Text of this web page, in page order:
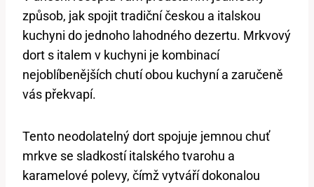
způsob, jak spojit tradiční českou a ‍italskou
kuchyni do jednoho lahodného dezertu. Mrkvový
dort s italem⁤ v kuchyni je kombinací
nejoblíbenějších chutí ‍obou kuchyní​ a⁢ zaručeně
vás překvapí.
Tento neodolatelný dort spojuje​ jemnou chuť
mrkve ‍se sladkostí italského⁤ tvarohu a
karamelové polevy, čímž vytváří dokonalou